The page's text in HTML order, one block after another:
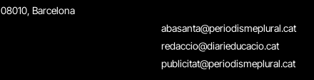
08010, Barcelona
abasanta@periodismeplural.cat
redaccio@diarieducacio.cat
publicitat@periodismeplural.cat